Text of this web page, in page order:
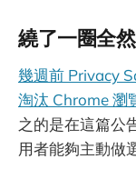
繞了一圈全
幾週前 Privacy
淘汰 Chrome 瀏
之的是在這篇公
用者能夠主動做